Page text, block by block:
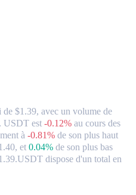
$1.39, avec un volume de
USDT est -0.12% au cours des
à -0.81% de son plus haut
et 0.04% de son plus bas
USDT dispose d'un total en